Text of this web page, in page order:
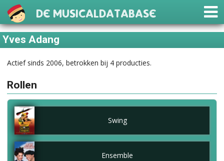
De Musicaldatabase
Yves Adang
Actief sinds 2006, betrokken bij 4 producties.
Rollen
Swing
Ensemble